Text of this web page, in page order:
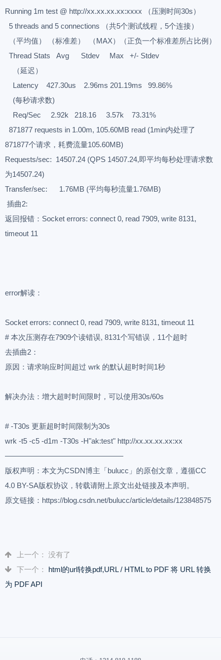
Running 1m test @ http://xx.xx.xx.xx:xxxx （压测时间30s）
5 threads and 5 connections （共5个测试线程，5个连接）
（平均值） （标准差） （MAX）（正负一个标准差所占比例）
Thread Stats Avg Stdev Max +/- Stdev
（延迟）
Latency 427.30us 2.96ms 201.19ms 99.86%
(每秒请求数)
Req/Sec 2.92k 218.16 3.57k 73.31%
871877 requests in 1.00m, 105.60MB read (1min内处理了
871877个请求，耗费流量105.60MB)
Requests/sec: 14507.24 (QPS 14507.24,即平均每秒处理请求数
为14507.24)
Transfer/sec: 1.76MB (平均每秒流量1.76MB)
插曲2:
返回报错：Socket errors: connect 0, read 7909, write 8131,
timeout 11
error解读：
Socket errors: connect 0, read 7909, write 8131, timeout 11
# 本次压测存在7909个读错误, 8131个写错误，11个超时
去插曲2：
原因：请求响应时间超过 wrk 的默认超时时间1秒
解决办法：增大超时时间限时，可以使用30s/60s
# -T30s 更新超时时间限制为30s
wrk -t5 -c5 -d1m -T30s -H"ak:test" http://xx.xx.xx.xx:xx
————————————————
版权声明：本文为CSDN博主「bulucc」的原创文章，遵循CC
4.0 BY-SA版权协议，转载请附上原文出处链接及本声明。
原文链接：https://blog.csdn.net/bulucc/article/details/123848575
上一个： 没有了
下一个： html的url转换pdf,URL / HTML to PDF 将 URL 转换
为 PDF API